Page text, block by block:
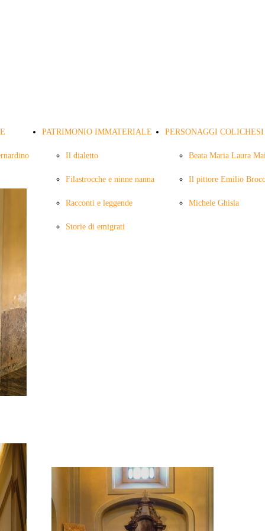
PATRIMONIO IMMATERIALE
Il dialetto
Filastrocche e ninne nanna
Racconti e leggende
Storie di emigrati
PERSONAGGI COLICHESI
Beata Maria Laura
Il pittore Emilio
Michele Ghisla